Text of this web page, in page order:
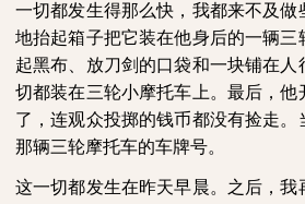
一切都发生得那么快，我都来不及做
地抬起箱子把它装在他身后的一辆三
起黑布、放刀剑的口袋和一块铺在人
切都装在三轮小摩托车上。最后，他
了，连观众投掷的钱币都没有捡走
那辆三轮摩托车的车牌号。
这一切都发生在昨天早晨。之后，我